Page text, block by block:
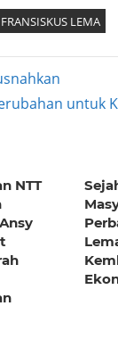
LEMA
untuk
NTT